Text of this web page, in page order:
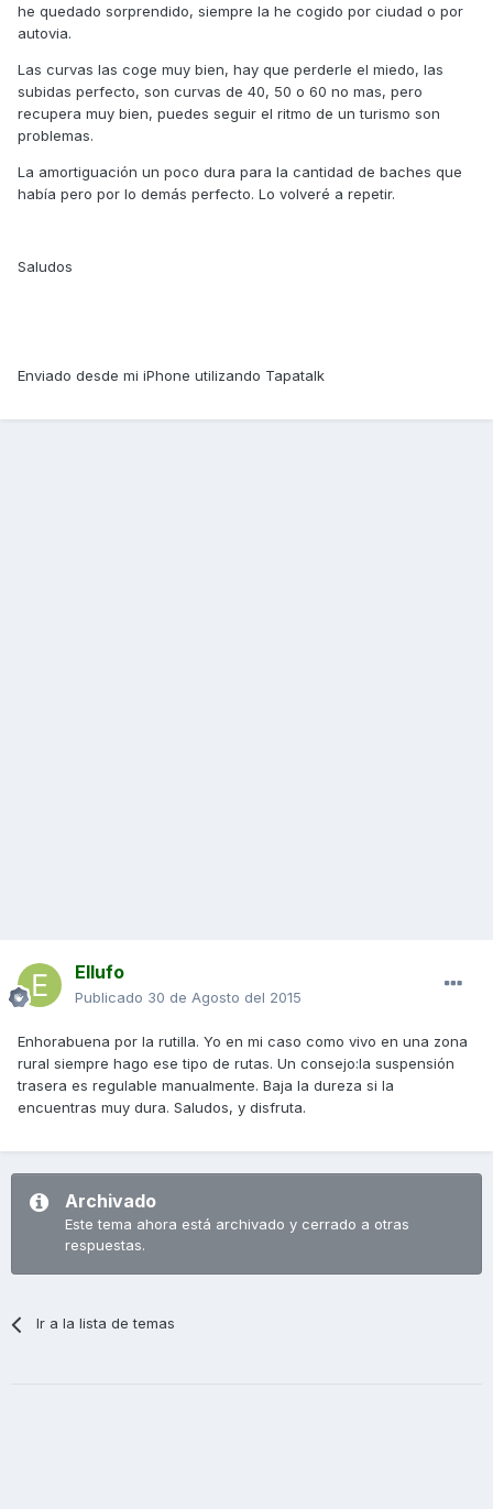
he quedado sorprendido, siempre la he cogido por ciudad o por
autovia.
Las curvas las coge muy bien, hay que perderle el miedo, las
subidas perfecto, son curvas de 40, 50 o 60 no mas, pero
recupera muy bien, puedes seguir el ritmo de un turismo son
problemas.
La amortiguación un poco dura para la cantidad de baches que
había pero por lo demás perfecto. Lo volveré a repetir.
Saludos
Enviado desde mi iPhone utilizando Tapatalk
Ellufo
Publicado 30 de Agosto del 2015
Enhorabuena por la rutilla. Yo en mi caso como vivo en una zona
rural siempre hago ese tipo de rutas. Un consejo:la suspensión
trasera es regulable manualmente. Baja la dureza si la
encuentras muy dura. Saludos, y disfruta.
Archivado
Este tema ahora está archivado y cerrado a otras
respuestas.
Ir a la lista de temas